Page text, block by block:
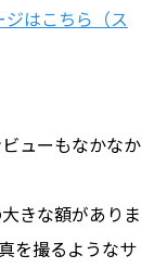
はこちら（ス
ューもなかなか
きな額がありま
を撮るようなサ